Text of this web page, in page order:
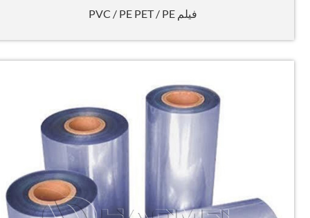
فيلم PVC / PE PET / PE